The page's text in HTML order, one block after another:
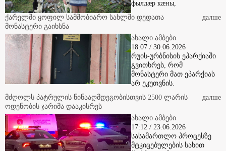
ქარელში ყოფილ სამშობიარო სახლში დედათა
მონასტერი გაიხსნა
18:07 / 30.06.2026
რუის-ურბნისის ეპარქიაში
გვითხრეს, რომ
მონასტერი მათ ეპარქიას
არ ეკუთვნის.
მძღოლს პატრულის წინააღმდეგობისთვის 2500 ლარის
ოდენობის ჯარიმა დააკისრეს
17:12 / 23.06.2026
სასამართლო პროცესზე
მტკიცებულების სახით
წარმოდგენილი იყო